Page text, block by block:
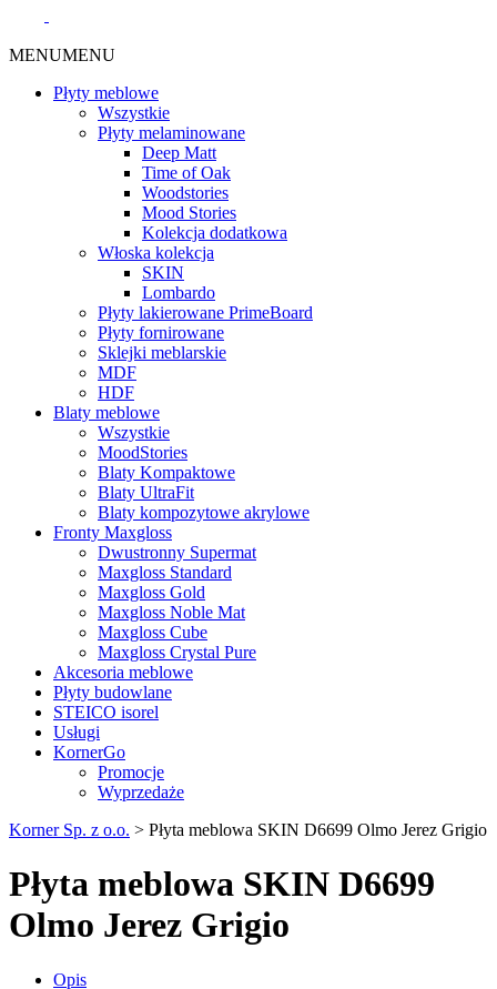
MENUMENU
Płyty meblowe
Wszystkie
Płyty melaminowane
Deep Matt
Time of Oak
Woodstories
Mood Stories
Kolekcja dodatkowa
Włoska kolekcja
SKIN
Lombardo
Płyty lakierowane PrimeBoard
Płyty fornirowane
Sklejki meblarskie
MDF
HDF
Blaty meblowe
Wszystkie
MoodStories
Blaty Kompaktowe
Blaty UltraFit
Blaty kompozytowe akrylowe
Fronty Maxgloss
Dwustronny Supermat
Maxgloss Standard
Maxgloss Gold
Maxgloss Noble Mat
Maxgloss Cube
Maxgloss Crystal Pure
Akcesoria meblowe
Płyty budowlane
STEICO isorel
Usługi
KornerGo
Promocje
Wyprzedaże
Korner Sp. z o.o. > Płyta meblowa SKIN D6699 Olmo Jerez Grigio
Płyta meblowa SKIN D6699
Olmo Jerez Grigio
Opis